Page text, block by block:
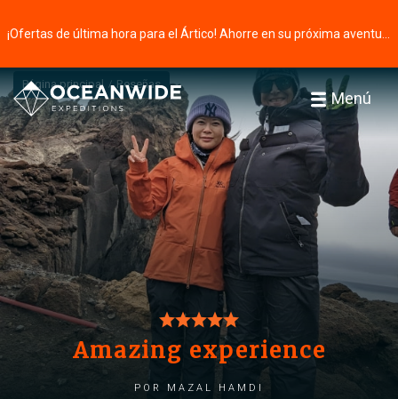
Menú
Página principal Reseñas
Amazing experience
por Mazal Hamdi